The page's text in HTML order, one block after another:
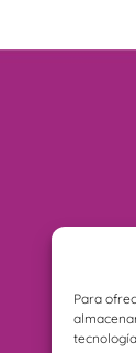
Para